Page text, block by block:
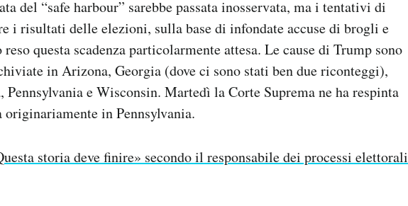
del “safe harbour” sarebbe passata inosservata, ma i tentativi di
i risultati delle elezioni, sulla base di infondate accuse di brogli e
questa scadenza particolarmente attesa. Le cause di Trump sono
in Arizona, Georgia (dove ci sono stati ben due riconteggi),
Pennsylvania e Wisconsin. Martedì la Corte Suprema ne ha respinta
originariamente in Pennsylvania.
storia deve finire» secondo il responsabile dei processi elettorali